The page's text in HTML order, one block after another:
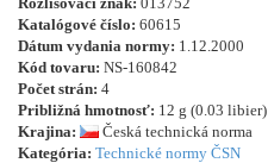
Katalógové číslo: 60615
Dátum vydania normy: 1.12.2000
Kód tovaru: NS-160842
Počet strán: 4
Približná hmotnosť: 12 g (0.03 libier)
Krajina:
Česká technická norma
Kategória: Technické normy ČSN